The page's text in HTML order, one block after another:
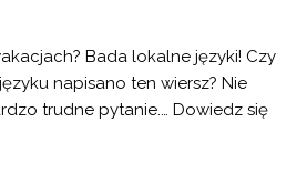
Bada lokalne języki! Czy
napisano ten wiersz? Nie
trudne pytanie.… Dowiedz się